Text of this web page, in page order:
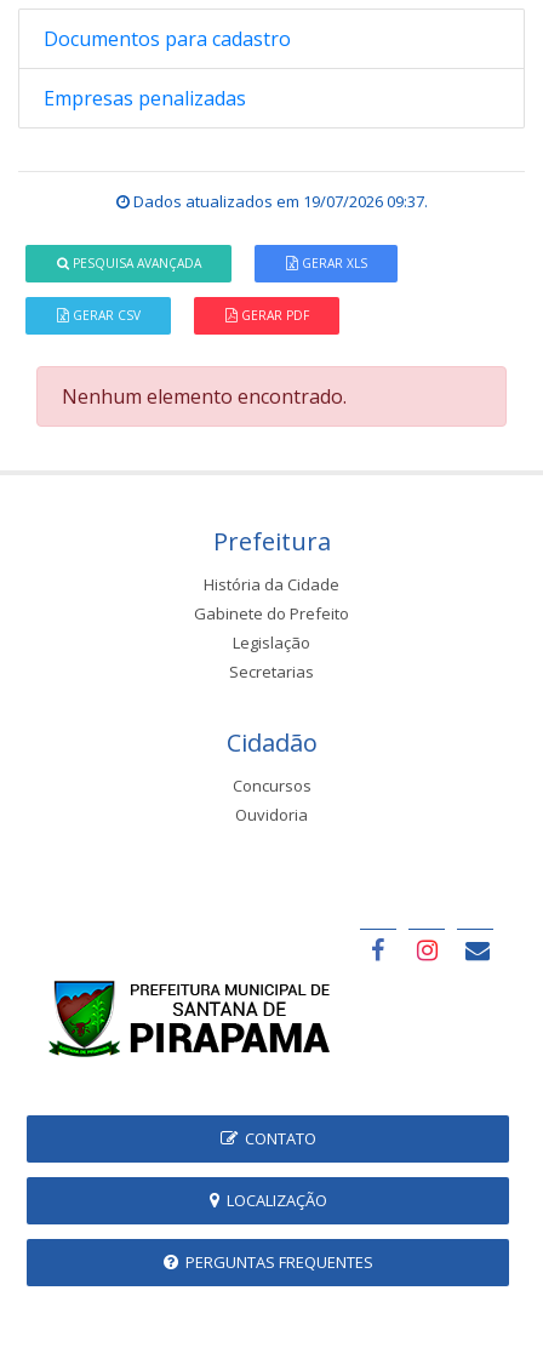
Documentos para cadastro
Empresas penalizadas
Dados atualizados em 19/07/2026 09:37.
PESQUISA AVANÇADA GERAR XLS
GERAR CSV GERAR PDF
Nenhum elemento encontrado.
Prefeitura
História da Cidade
Gabinete do Prefeito
Legislação
Secretarias
Cidadão
Concursos
Ouvidoria
CONTATO
LOCALIZAÇÃO
PERGUNTAS FREQUENTES